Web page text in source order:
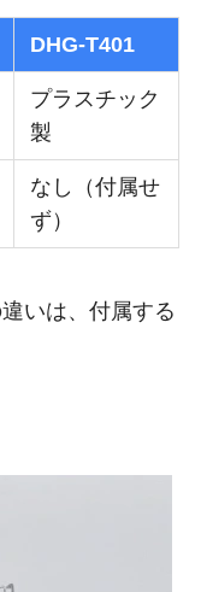
DHG-T401
プラスチック
製
なし（付属せ
ず）
いは、付属する